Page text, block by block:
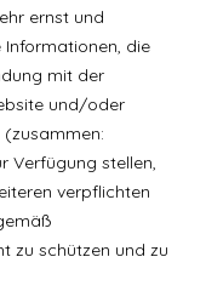
ernst und
Informationen, die
mit der
und/oder
(zusammen:
Verfügung stellen,
verpflichten
zu schützen und zu